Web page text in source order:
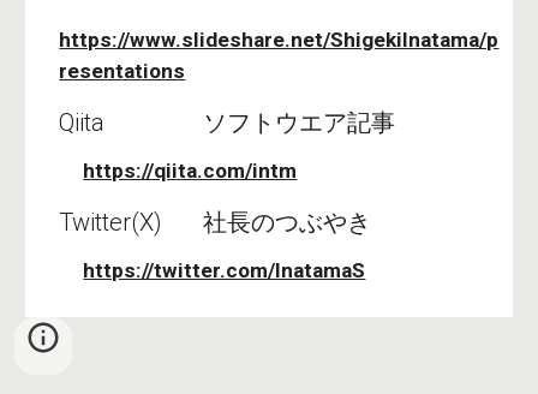
https://www.slideshare.net/ShigekiInatama/p
resentations
Qiita ソフトウエア記事
https://qiita.com/intm
Twitter(X) 社長のつぶやき
https://twitter.com/InatamaS